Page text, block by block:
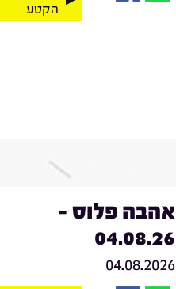
הקטע
אהבה פלוס -
04.08.26
04.08.2026